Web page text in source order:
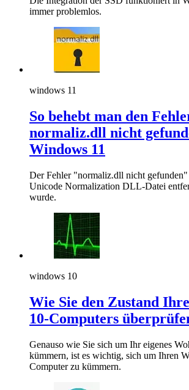
immer problemlos.
windows 11
So behebt man den
normaliz.dll nicht
Windows 11
Der Fehler "normaliz.dll nicht
Unicode Normalization DLL-Datei
wurde.
windows 10
Wie Sie den Zustand
10-Computers
Genauso wie Sie sich um Ihr eigenes
kümmern, ist es wichtig, sich um Ihren
Computer zu kümmern.